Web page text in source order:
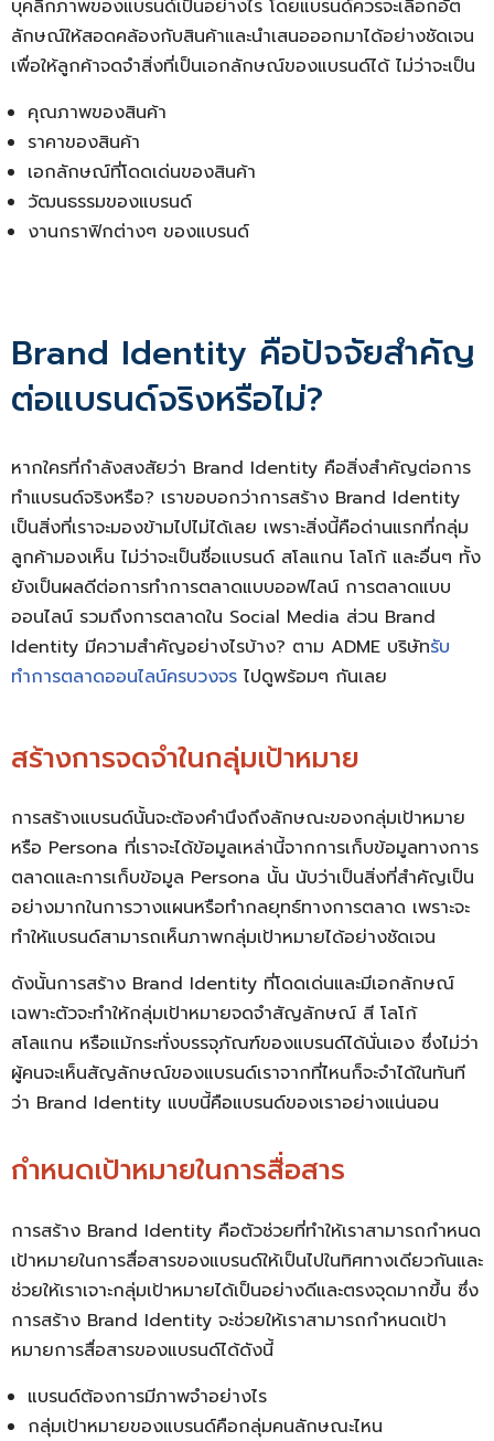
บุคลิกภาพของแบรนด์เป็นอย่างไร โดยแบรนด์ควรจะเลือกอัต
ลักษณ์ให้สอดคล้องกับสินค้าและนำเสนอออกมาได้อย่างชัดเจน
เพื่อให้ลูกค้าจดจำสิ่งที่เป็นเอกลักษณ์ของแบรนด์ได้ ไม่ว่าจะเป็น
คุณภาพของสินค้า
ราคาของสินค้า
เอกลักษณ์ที่โดดเด่นของสินค้า
วัฒนธรรมของแบรนด์
งานกราฟิกต่างๆ ของแบรนด์
Brand Identity คือปัจจัยสำคัญ
ต่อแบรนด์จริงหรือไม่?
หากใครที่กำลังสงสัยว่า Brand Identity คือสิ่งสำคัญต่อการ
ทำแบรนด์จริงหรือ? เราขอบอกว่าการสร้าง Brand Identity
เป็นสิ่งที่เราจะมองข้ามไปไม่ได้เลย เพราะสิ่งนี้คือด่านแรกที่กลุ่ม
ลูกค้ามองเห็น ไม่ว่าจะเป็นชื่อแบรนด์ สโลแกน โลโก้ และอื่นๆ ทั้ง
ยังเป็นผลดีต่อการทำการตลาดแบบออฟไลน์ การตลาดแบบ
ออนไลน์ รวมถึงการตลาดใน Social Media ส่วน Brand
Identity มีความสำคัญอย่างไรบ้าง? ตาม ADME บริษัทรับ
ทำการตลาดออนไลน์ครบวงจร ไปดูพร้อมๆ กันเลย
สร้างการจดจำในกลุ่มเป้าหมาย
การสร้างแบรนด์นั้นจะต้องคำนึงถึงลักษณะของกลุ่มเป้าหมาย
หรือ Persona ที่เราจะได้ข้อมูลเหล่านี้จากการเก็บข้อมูลทางการ
ตลาดและการเก็บข้อมูล Persona นั้น นับว่าเป็นสิ่งที่สำคัญเป็น
อย่างมากในการวางแผนหรือทำกลยุทธ์ทางการตลาด เพราะจะ
ทำให้แบรนด์สามารถเห็นภาพกลุ่มเป้าหมายได้อย่างชัดเจน
ดังนั้นการสร้าง Brand Identity ที่โดดเด่นและมีเอกลักษณ์
เฉพาะตัวจะทำให้กลุ่มเป้าหมายจดจำสัญลักษณ์ สี โลโก้
สโลแกน หรือแม้กระทั่งบรรจุภัณฑ์ของแบรนด์ได้นั่นเอง ซึ่งไม่ว่า
ผู้คนจะเห็นสัญลักษณ์ของแบรนด์เราจากที่ไหนก็จะจำได้ในทันที
ว่า Brand Identity แบบนี้คือแบรนด์ของเราอย่างแน่นอน
กำหนดเป้าหมายในการสื่อสาร
การสร้าง Brand Identity คือตัวช่วยที่ทำให้เราสามารถกำหนด
เป้าหมายในการสื่อสารของแบรนด์ให้เป็นไปในทิศทางเดียวกันและ
ช่วยให้เราเจาะกลุ่มเป้าหมายได้เป็นอย่างดีและตรงจุดมากขึ้น ซึ่ง
การสร้าง Brand Identity จะช่วยให้เราสามารถกำหนดเป้า
หมายการสื่อสารของแบรนด์ได้ดังนี้
แบรนด์ต้องการมีภาพจำอย่างไร
กลุ่มเป้าหมายของแบรนด์คือกลุ่มคนลักษณะไหน